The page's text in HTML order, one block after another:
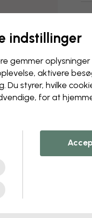
indstillinger
gemmer
aktivere
Du styrer, hvilke
for at